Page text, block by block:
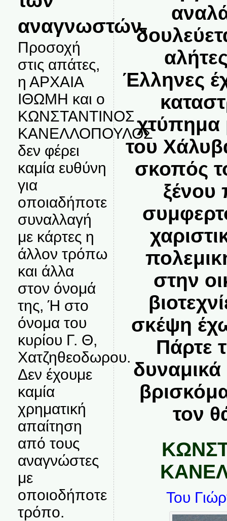
αναγνωστών.
Προσοχή
στις απάτες,
η ΑΡΧΑΙΑ
ΙΘΩΜΗ και ο
ΚΩΝΣΤΑΝΤΙΝΟΣ
ΚΑΝΕΛΛΟΠΟΥΛΟΣ
δεν φέρει
καμία ευθύνη
για
οποιαδήποτε
συναλλαγή
με κάρτες η
άλλον τρόπω
και άλλα
στον όνομά
της, Ή στο
όνομα του
κυρίου Γ. Θ,
Χατζηθεοδωρου.
Δεν έχουμε
καμία
χρηματική
απαίτηση
από τους
αναγνώστες
με
οποιοδήποτε
τρόπο.
Έλληνες
χτύπημα
του
σκοπός
ξένου
στην
σκέψη
Πάρτε
τον
Του